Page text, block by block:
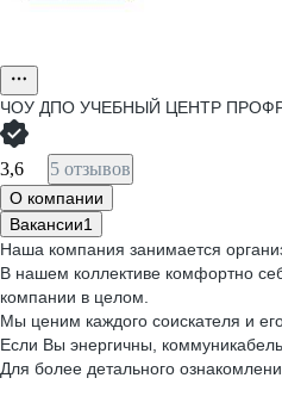
ЧОУ ДПО УЧЕБНЫЙ ЦЕНТР
3,6 5 отзывов
О компании
Вакансии1
Наша компания занимается
В нашем коллективе комфортно
компании в целом.
Мы ценим каждого соискателя и
Если Вы энергичны,
Для более детального